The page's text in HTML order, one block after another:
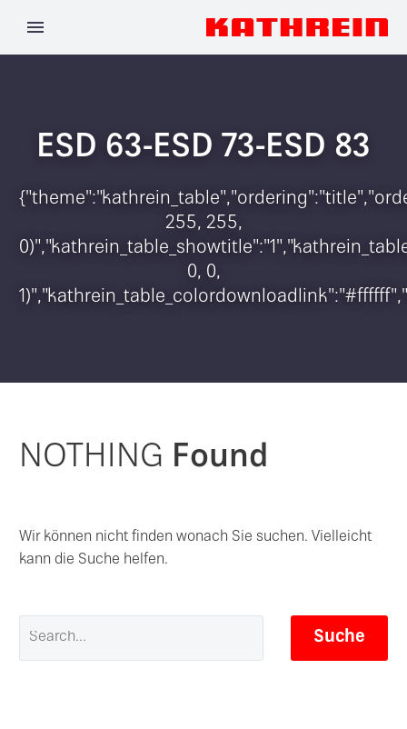
ESD 63-ESD 73-ESD 83
255, 255,
0, 0,
NOTHING Found
Wir können nicht finden wonach Sie suchen. Vielleicht
kann die Suche helfen.
Suche